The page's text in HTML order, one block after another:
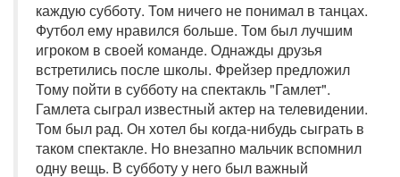
каждую субботу. Том ничего не понимал в танцах.
Футбол ему нравился больше. Том был лучшим
игроком в своей команде. Однажды друзья
встретились после школы. Фрейзер предложил
Тому пойти в субботу на спектакль "Гамлет".
Гамлета сыграл известный актер на телевидении.
Том был рад. Он хотел бы когда-нибудь сыграть в
таком спектакле. Но внезапно мальчик вспомнил
одну вещь. В субботу у него был важный